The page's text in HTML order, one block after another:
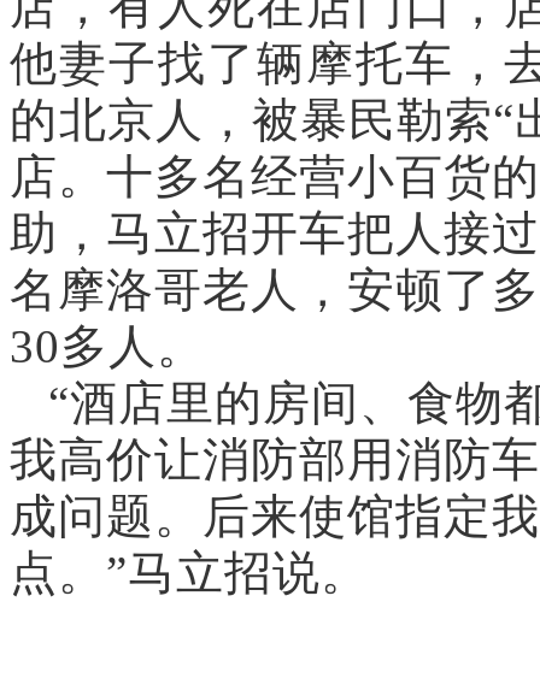
他妻子找了辆摩托车，
的北京人，被暴民勒索“
店。十多名经营小百货
助，马立招开车把人接
名摩洛哥老人，安顿了
30多人。
“酒店里的房间、食物
我高价让消防部用消防
成问题。后来使馆指定
点。”马立招说。